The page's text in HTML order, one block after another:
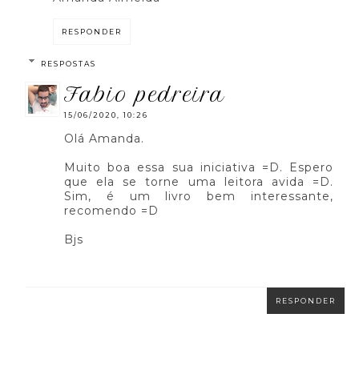
RESPONDER
RESPOSTAS
fabio pedreira
15/06/2020, 10:26
Olá Amanda.
Muito boa essa sua iniciativa =D. Espero
que ela se torne uma leitora avida =D.
Sim, é um livro bem interessante,
recomendo =D
Bjs
RESPONDER